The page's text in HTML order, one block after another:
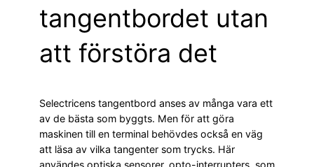
tangentbordet utan
att förstöra det
Selectricens tangentbord anses av många vara ett
av de bästa som byggts. Men för att göra
maskinen till en terminal behövdes också en väg
att läsa av vilka tangenter som trycks. Här